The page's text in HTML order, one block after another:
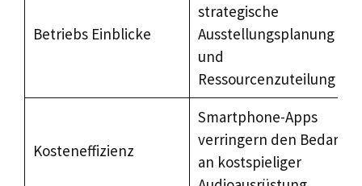
Betriebs Einblicke
strategische
Ausstellungsplanung
und
Ressourcenzuteilung
Kosteneffizienz
Smartphone-Apps
verringern den Bedarf
an kostspieliger